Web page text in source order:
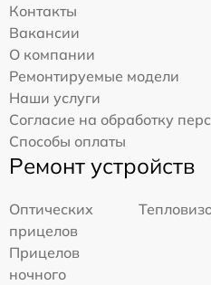
Контакты
Вакансии
О компании
Ремонтируемые модели
Наши услуги
Согласие на обработку
Способы оплаты
Ремонт устройств
Оптических
прицелов
Прицелов
ночного